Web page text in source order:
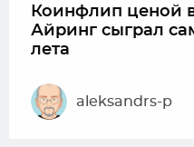
Коинфлип ценой
Айринг сыграл
лета
aleksandrs-p